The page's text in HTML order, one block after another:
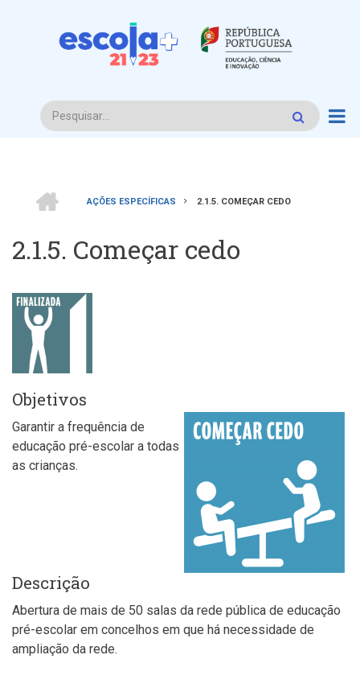
Procurar
estrutural
AÇÕES ESPECÍFICAS
2.1.5. COMEÇAR CEDO
2.1.5. Começar cedo
Objetivos
Garantir a frequência de
educação pré-escolar a todas
as crianças.
Descrição
Abertura de mais de 50 salas da rede pública de educação
pré-escolar em concelhos em que há necessidade de
ampliação da rede.